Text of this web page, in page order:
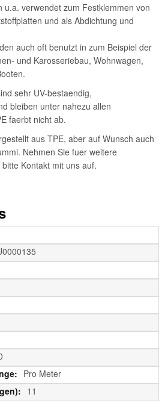
u.a. verwendet zum Festklemmen von
und als Abdichtung und
auch oft benutzt in zum Beispiel der
und Karosseriebau, Wohnwagen,
sehr UV-bestaendig,
bleiben unter nahezu allen
faerbt nicht ab.
aus TPE, aber auf Wunsch auch
Nehmen Sie fuer weitere
Kontakt mit uns auf.
Pro Meter
11